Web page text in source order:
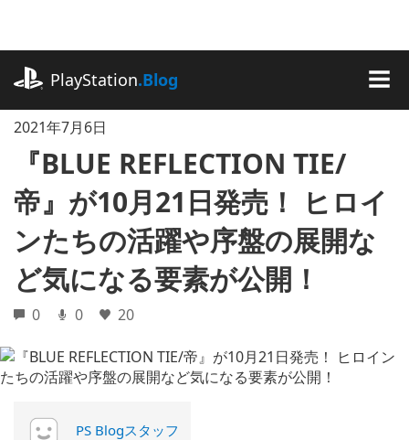
に
ッ
PlayStation.Blog
2021年7月6日
『BLUE REFLECTION TIE/
帝』が10月21日発売！ ヒロイ
ンたちの活躍や序盤の展開な
ど気になる要素が公開！
0 0 20
PS Blogスタッフ